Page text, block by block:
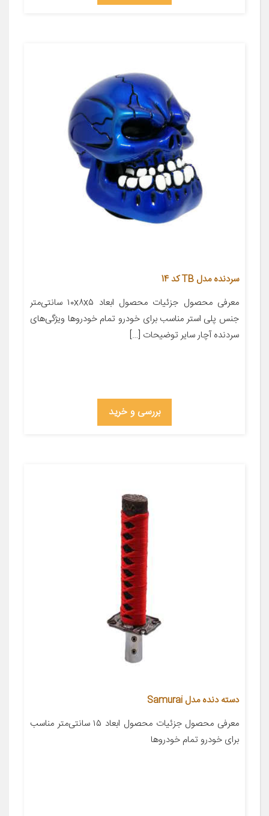
سردنده مدل TB کد 14
معرفی محصول جزئیات محصول ابعاد ۱۰x۸x۵ سانتی‌متر
جنس پلی استر مناسب برای خودرو تمام خودروها ویژگی‌های
سردنده آچار سایر توضیحات […]
بررسی و خرید
دسته دنده مدل Samurai
معرفی محصول جزئیات محصول ابعاد ۱۵ سانتی‌متر مناسب
برای خودرو تمام خودروها